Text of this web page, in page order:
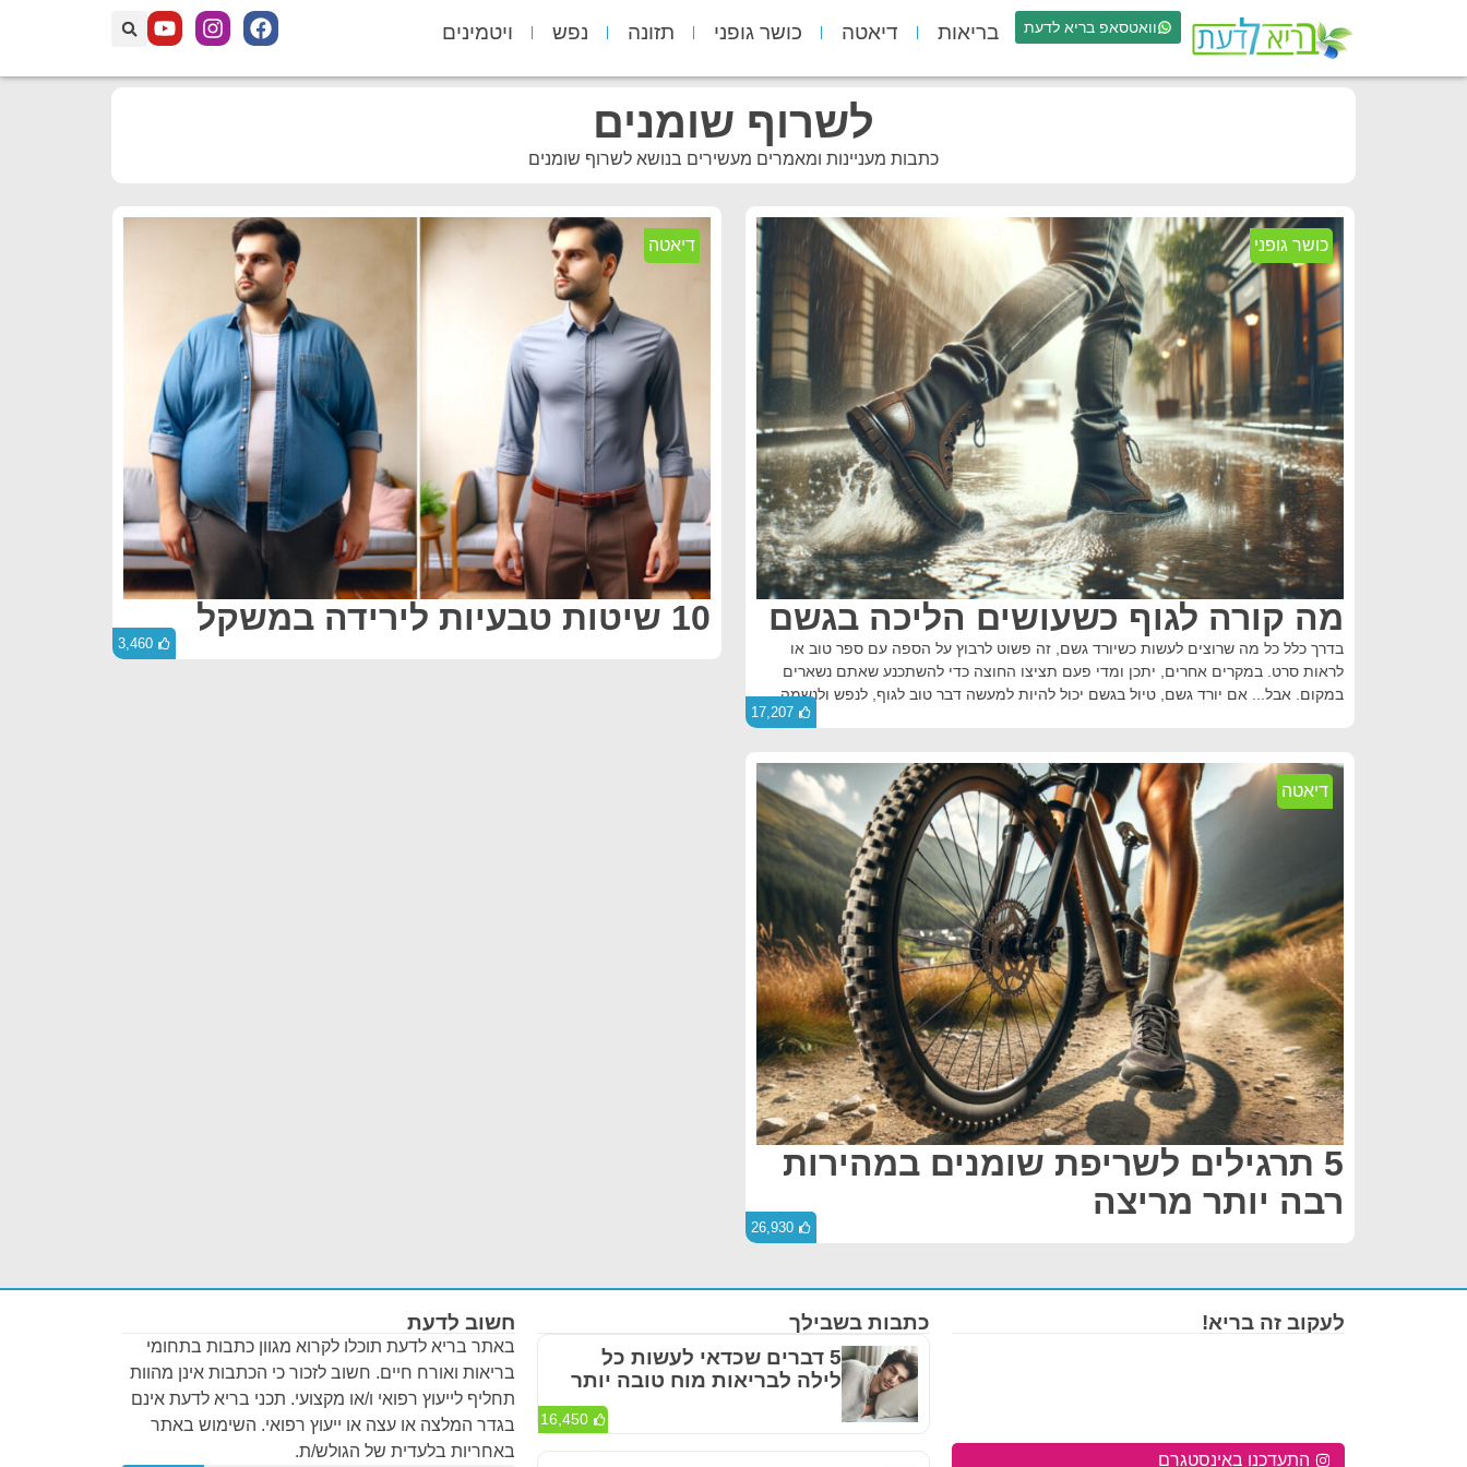
וואטסאפ בריא לדעת בריאות דיאטה כושר גופני תזונה נפש ויטמינים
לשרוף שומנים
כתבות מעניינות ומאמרים מעשירים בנושא לשרוף שומנים
כושר גופני
מה קורה לגוף כשעושים הליכה בגשם
בדרך כלל כל מה שרוצים לעשות כשיורד גשם, זה פשוט לרבוץ על הספה עם ספר טוב או
לראות סרט. במקרים אחרים, יתכן ומדי פעם תציצו החוצה כדי להשתכנע שאתם נשארים
במקום. אבל... אם יורד גשם, טיול בגשם יכול להיות למעשה דבר טוב לגוף, לנפש ולנשמה.
17,207
דיאטה
10 שיטות טבעיות לירידה במשקל
3,460
דיאטה
5 תרגילים לשריפת שומנים במהירות
רבה יותר מריצה
26,930
חשוב לדעת
באתר בריא לדעת תוכלו לקרוא מגוון כתבות בתחומי
בריאות ואורח חיים. חשוב לזכור כי הכתבות אינן מהוות
תחליף לייעוץ רפואי ו/או מקצועי. תכני בריא לדעת אינם
בגדר המלצה או עצה או ייעוץ רפואי. השימוש באתר
באחריות בלעדית של הגולש/ת.
כתבות בשבילך
5 דברים שכדאי לעשות כל
לילה לבריאות מוח טובה יותר
16,450
לעקוב זה בריא!
התעדכנו באינסטגרם